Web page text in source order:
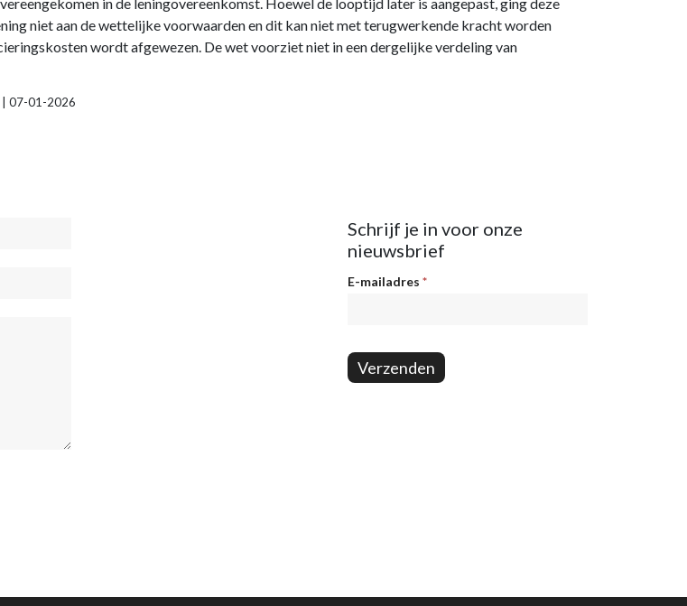
niet aan de wettelijke voorwaarden en dit kan niet met terugwerkende kracht worden
wordt afgewezen. De wet voorziet niet in een dergelijke verdeling van
| 07-01-2026
Schrijf je in voor onze
nieuwsbrief
Nieuwsbrief
E-mailadres *
Verzenden